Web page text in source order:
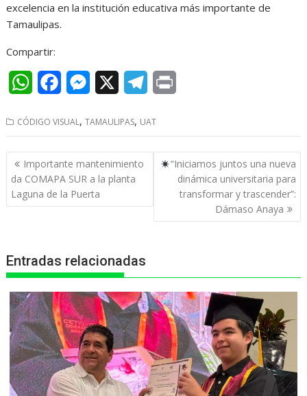
excelencia en la institución educativa más importante de
Tamaulipas.
Compartir:
W
a
t
s
A
c
e
b
o
M
s
s
e
n
r
l
e
a
n
t
CÓDIGO VISUAL,TAMAULIPAS, UAT
Navegación
de
entradas
Importante mantenimiento
da COMAPA SUR a la planta
Laguna de la Puerta
“Iniciamos juntos una nueva
dinámica universitaria para
transformar y trascender”:
Dámaso Anaya
Entradas relacionadas